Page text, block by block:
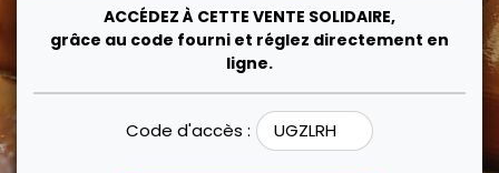
ACCÉDEZ À CETTE VENTE SOLIDAIRE,
grâce au code fourni et réglez directement en
ligne.
Code d'accès :